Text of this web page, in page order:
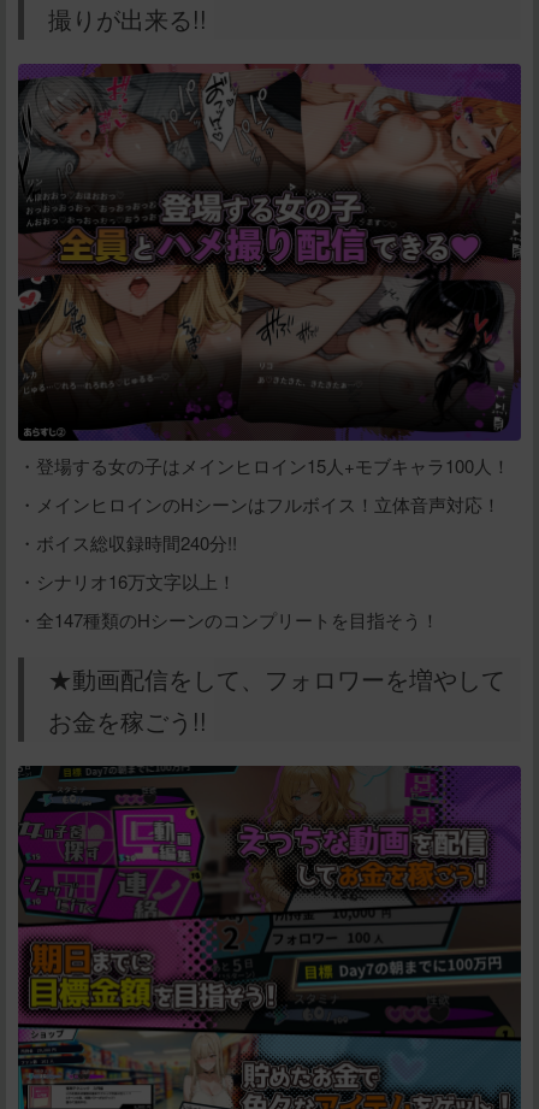
撮りが出来る!!
・登場する女の子はメインヒロイン15人+モブキャラ100人！
・メインヒロインのHシーンはフルボイス！立体音声対応！
・ボイス総収録時間240分!!
・シナリオ16万文字以上！
・全147種類のHシーンのコンプリートを目指そう！
★動画配信をして、フォロワーを増やして
お金を稼ごう!!